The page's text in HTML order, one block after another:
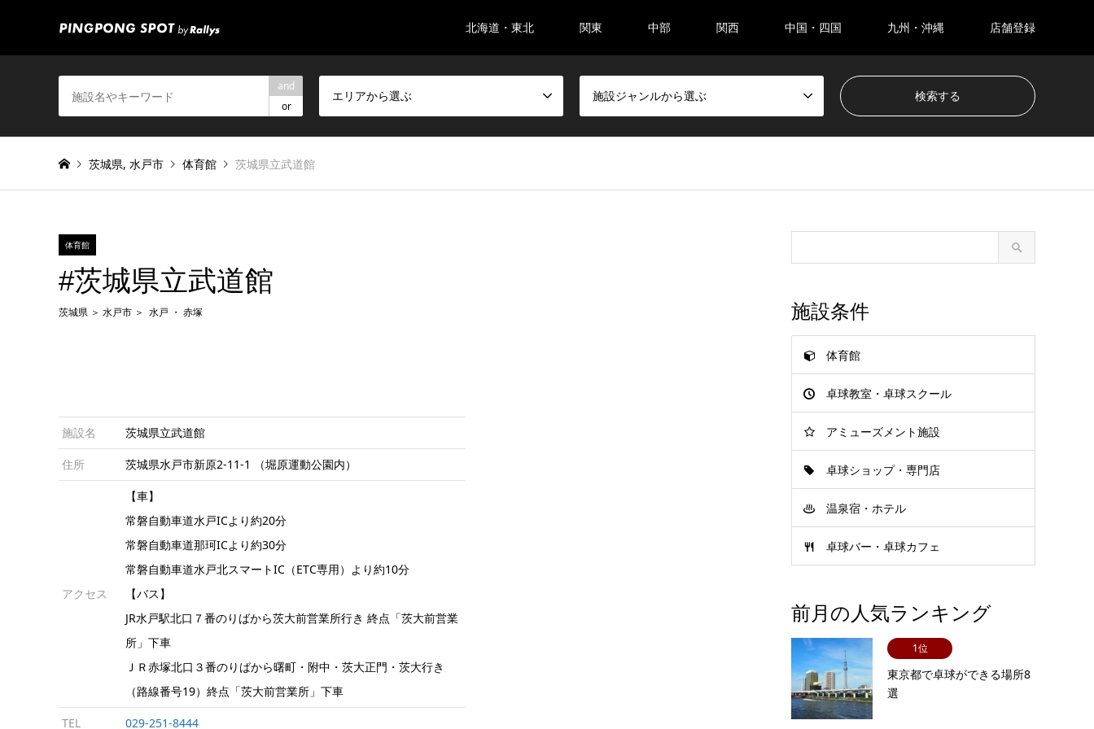
北海道・東北 関東 中部 関西 中国・四国 九州・沖縄 店舗登録
and
or
エリアから選ぶ 施設ジャンルから選ぶ
茨城県, 水戸市 体育館 茨城県立武道館
体育館
#茨城県立武道館
茨城県 水戸市 水戸 赤塚
施設名 茨城県立武道館
住所 茨城県水戸市新原2-11-1 （堀原運動公園内）
アクセス
【車】
常磐自動車道水戸ICより約20分
常磐自動車道那珂ICより約30分
常磐自動車道水戸北スマートIC（ETC専用）より約10分
【バス】
JR水戸駅北口７番のりばから茨大前営業所行き 終点「茨大前営業
所」下車
ＪＲ赤塚北口３番のりばから曙町・附中・茨大正門・茨大行き
（路線番号19）終点「茨大前営業所」下車
TEL 029-251-8444
施設条件
体育館
卓球教室・卓球スクール
アミューズメント施設
卓球ショップ・専門店
温泉宿・ホテル
卓球バー・卓球カフェ
前月の人気ランキング
1位
東京都で卓球ができる場所8
選